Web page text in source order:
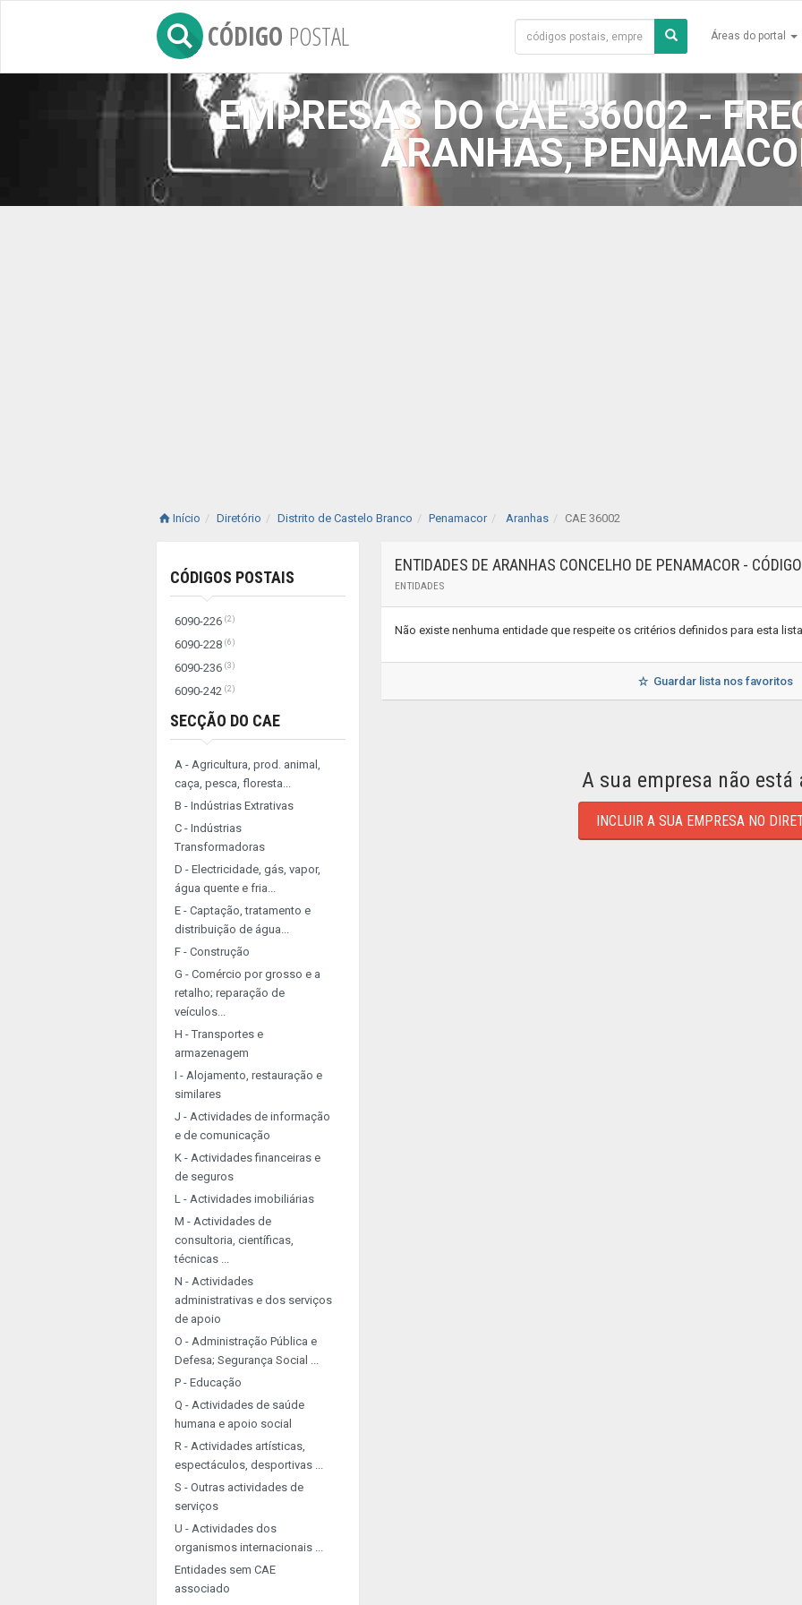
CÓDIGO POSTAL Áreas do portal
EMPRESAS DO CAE 36002 -
ARANHAS,
Início Diretório Distrito de Castelo Branco Penamacor Aranhas CAE 36002
CÓDIGOS POSTAIS
6090-226 (2)
6090-228 (6)
6090-236 (3)
6090-242 (2)
SECÇÃO DO CAE
A - Agricultura, prod. animal,
caça, pesca, floresta...
B - Indústrias Extrativas
C - Indústrias
Transformadoras
D - Electricidade, gás, vapor,
água quente e fria...
E - Captação, tratamento e
distribuição de água...
F - Construção
G - Comércio por grosso e a
retalho; reparação de
veículos...
H - Transportes e
armazenagem
I - Alojamento, restauração e
similares
J - Actividades de informação
e de comunicação
K - Actividades financeiras e
de seguros
L - Actividades imobiliárias
M - Actividades de
consultoria, científicas,
técnicas ...
N - Actividades
administrativas e dos serviços
de apoio
O - Administração Pública e
Defesa; Segurança Social ...
P - Educação
Q - Actividades de saúde
humana e apoio social
R - Actividades artísticas,
espectáculos, desportivas ...
S - Outras actividades de
serviços
U - Actividades dos
organismos internacionais ...
Entidades sem CAE
associado
ENTIDADES DE ARANHAS CONCELHO DE PENAMACOR -
ENTIDADES
Não existe nenhuma entidade que respeite os critérios definidos para esta
Guardar lista nos favoritos
A sua empresa não está
INCLUIR A SUA EMPRESA NO